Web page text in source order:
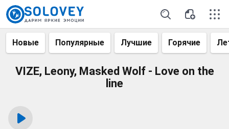
Новые Популярные Лучшие Горячие
VIZE, Leony, Masked Wolf - Love on the
line